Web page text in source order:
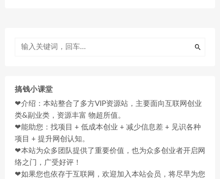
搞钱小课堂
❤介绍：本站整合了多方VIP资源站，主要面向互联网创业
类&副业类，资源丰富 物超所值。
❤能助您：找项目 + 低成本创业 + 减少信息差 + 见识各种
项目 + 提升网创认知。
❤本站为众多团队提供了重要价值，也为众多创业者开启网
络之门，广受好评！
❤如果您也依存于互联网，欢迎加入本站会员，将尽早为您